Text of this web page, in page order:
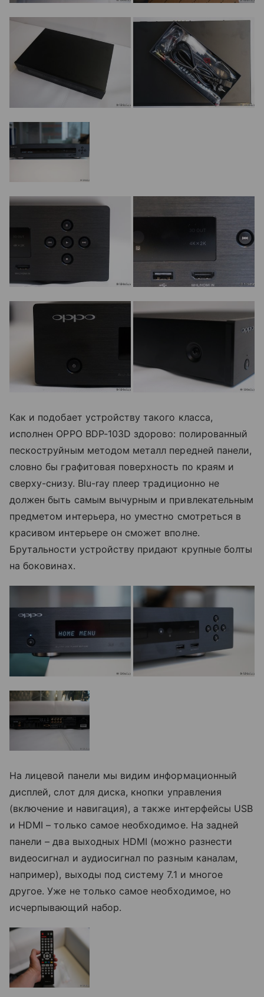
Как и подобает устройству такого класса,
исполнен OPPO BDP-103D здорово: полированный
пескоструйным методом металл передней панели,
словно бы графитовая поверхность по краям и
сверху-снизу. Blu-ray плеер традиционно не
должен быть самым вычурным и привлекательным
предметом интерьера, но уместно смотреться в
красивом интерьере он сможет вполне.
Брутальности устройству придают крупные болты
на боковинах.
На лицевой панели мы видим информационный
дисплей, слот для диска, кнопки управления
(включение и навигация), а также интерфейсы USB
и HDMI – только самое необходимое. На задней
панели – два выходных HDMI (можно разнести
видеосигнал и аудиосигнал по разным каналам,
например), выходы под систему 7.1 и многое
другое. Уже не только самое необходимое, но
исчерпывающий набор.